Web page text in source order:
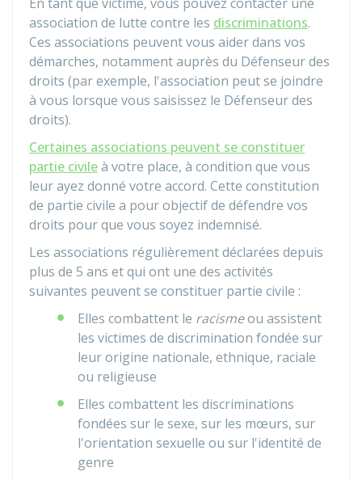
association de lutte contre les discriminations.
Ces associations peuvent vous aider dans vos
démarches, notamment auprès du Défenseur des
droits (par exemple, l'association peut se joindre
à vous lorsque vous saisissez le Défenseur des
droits).
Certaines associations peuvent se constituer
partie civileà votre place, à condition que vous
leur ayez donné votre accord. Cette constitution
de partie civile a pour objectif de défendre vos
droits pour que vous soyez indemnisé.
Les associations régulièrement déclarées depuis
plus de 5 ans et qui ont une des activités
suivantes peuvent se constituer partie civile :
Elles combattent le racismeou assistent
les victimes de discrimination fondée sur
leur origine nationale, ethnique, raciale
ou religieuse
Elles combattent les discriminations
fondées sur le sexe, sur les mœurs, sur
l'orientation sexuelle ou sur l'identité de
genre